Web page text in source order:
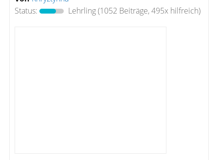
Status:
Lehrling(1052 Beiträge, 495x hilfreich)